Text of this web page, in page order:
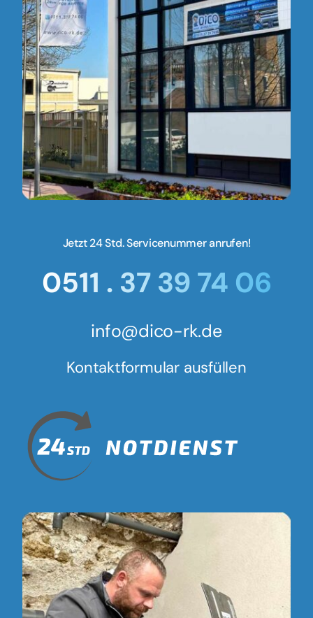
Jetzt 24 Std. Servicenummer anrufen!
0511 . 37 39 74 06
info@dico-rk.de
Kontaktformular ausfüllen